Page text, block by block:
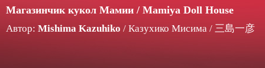
Магазинчик кукол Мамии / Mamiya Doll House
Автор: Mishima Kazuhiko / Казухико Мисима / 三島一彦